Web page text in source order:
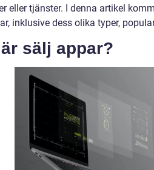
eller tjänster. I denna artikel
inklusive dess olika typer,
sälj appar?